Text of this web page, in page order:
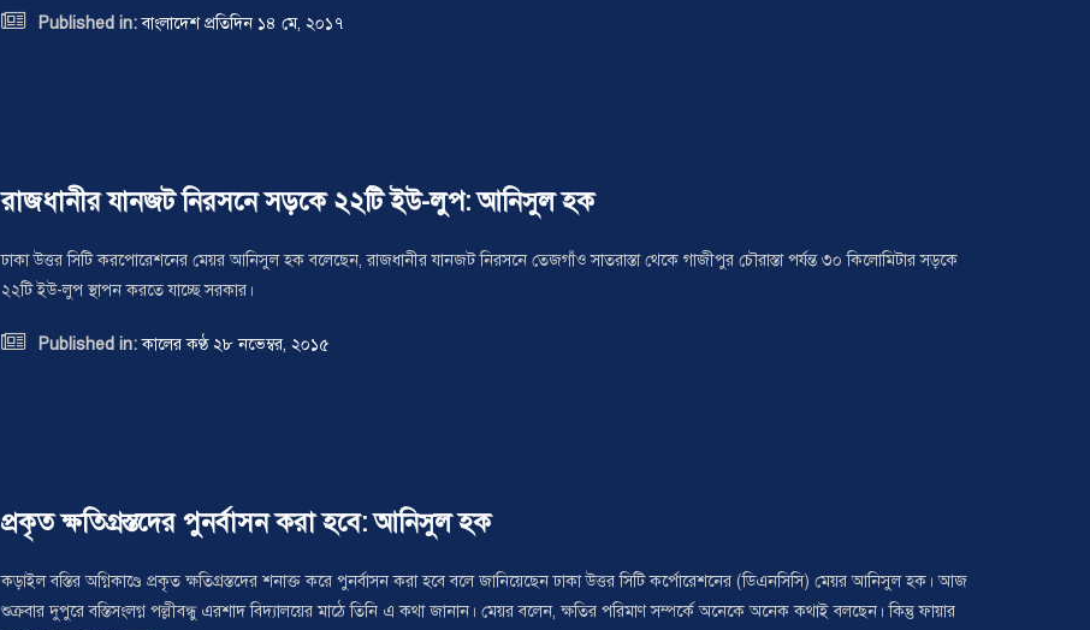
 Published in: বাংলাদেশ প্রতিদিন ১৪ মে, ২০১৭
রাজধানীর যানজট নিরসনে সড়কে ২২টি ইউ-লুপ: আনিসুল হক
ঢাকা উত্তর সিটি করপোরেশনের মেয়র আনিসুল হক বলেছেন, রাজধানীর যানজট নিরসনে তেজগাঁও সাতরাস্তা থেকে গাজীপুর চৌরাস্তা পর্যন্ত ৩০ কিলোমিটার সড়কে
২২টি ইউ-লুপ স্থাপন করতে যাচ্ছে সরকার।
 Published in: কালের কণ্ঠ ২৮ নভেম্বর, ২০১৫
প্রকৃত ক্ষতিগ্রস্তদের পুনর্বাসন করা হবে: আনিসুল হক
কড়াইল বস্তির অগ্নিকাণ্ডে প্রকৃত ক্ষতিগ্রস্তদের শনাক্ত করে পুনর্বাসন করা হবে বলে জানিয়েছেন ঢাকা উত্তর সিটি কর্পোরেশনের (ডিএনসিসি) মেয়র আনিসুল হক। আজ
শুক্রবার দুপুরে বস্তিসংলগ্ন পল্লীবন্ধু এরশাদ বিদ্যালয়ের মাঠে তিনি এ কথা জানান। মেয়র বলেন, ক্ষতির পরিমাণ সম্পর্কে অনেকে অনেক কথাই বলছেন। কিন্তু ফায়ার